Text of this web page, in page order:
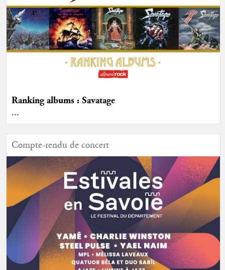
Ranking albums : Savatage
...
Compte-rendu de concert